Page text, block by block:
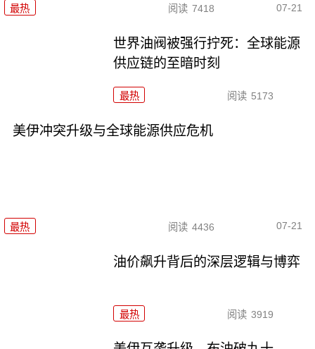
最热 阅读 7418 07-21
世界油阀被强行拧死：全球能源
供应链的至暗时刻
最热 阅读 5173
美伊冲突升级与全球能源供应危机
最热 阅读 4436 07-21
油价飙升背后的深层逻辑与博弈
最热 阅读 3919